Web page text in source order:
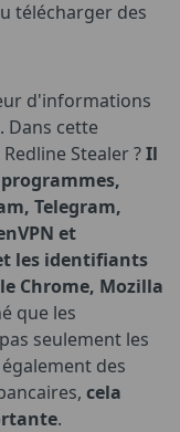
télécharger des
d'informations
Dans cette
Stealer ?Il
Telegram,
et
les identifiants
Chrome, Mozilla
que les
seulement les
des
cela
.